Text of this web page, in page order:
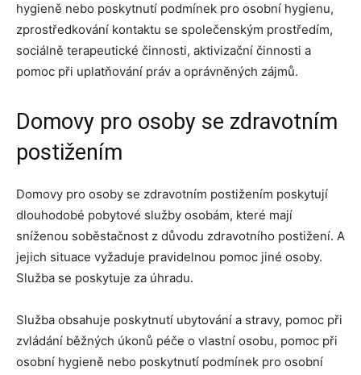
hygieně nebo poskytnutí podmínek pro osobní hygienu,
zprostředkování kontaktu se společenským prostředím,
sociálně terapeutické činnosti, aktivizační činnosti a
pomoc při uplatňování práv a oprávněných zájmů.
Domovy pro osoby se zdravotním
postižením
Domovy pro osoby se zdravotním postižením poskytují
dlouhodobé pobytové služby osobám, které mají
sníženou soběstačnost z důvodu zdravotního postižení. A
jejich situace vyžaduje pravidelnou pomoc jiné osoby.
Služba se poskytuje za úhradu.
Služba obsahuje poskytnutí ubytování a stravy, pomoc při
zvládání běžných úkonů péče o vlastní osobu, pomoc při
osobní hygieně nebo poskytnutí podmínek pro osobní